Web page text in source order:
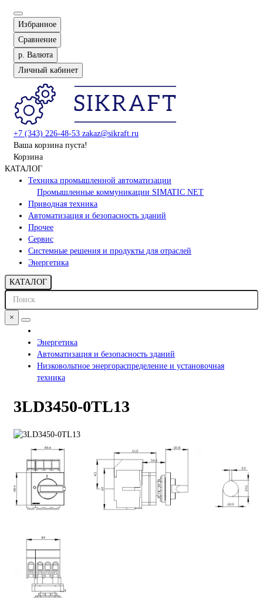
Избранное
Сравнение
р. Валюта
Личный кабинет
+7 (343) 226-48-53 zakaz@sikraft.ru
Ваша корзина пуста!
Корзина
КАТАЛОГ
Техника промышленной автоматизации
Промышленные коммуникации SIMATIC NET
Приводная техника
Автоматизация и безопасность зданий
Прочее
Сервис
Системные решения и продукты для отраслей
Энергетика
КАТАЛОГ
×
Энергетика
Автоматизация и безопасность зданий
Низковольтное энергораспределение и установочная
техника
3LD3450-0TL13